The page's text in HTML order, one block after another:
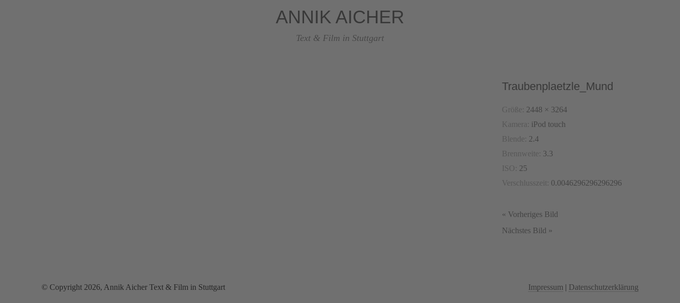
ANNIK AICHER
Text & Film in Stuttgart
Traubenplaetzle_Mund
Größe: 2448 × 3264
Kamera: iPod touch
Blende: 2.4
Brennweite: 3.3
ISO: 25
Verschlusszeit: 0.0046296296296296
« Vorheriges Bild
Nächstes Bild »
© Copyright 2026, Annik Aicher Text & Film in Stuttgart Impressum | Datenschutzerklärung